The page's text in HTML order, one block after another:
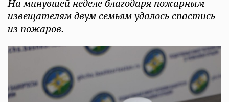
На минувшей неделе благодаря пожарным
извещателям двум семьям удалось спастись
из пожаров.